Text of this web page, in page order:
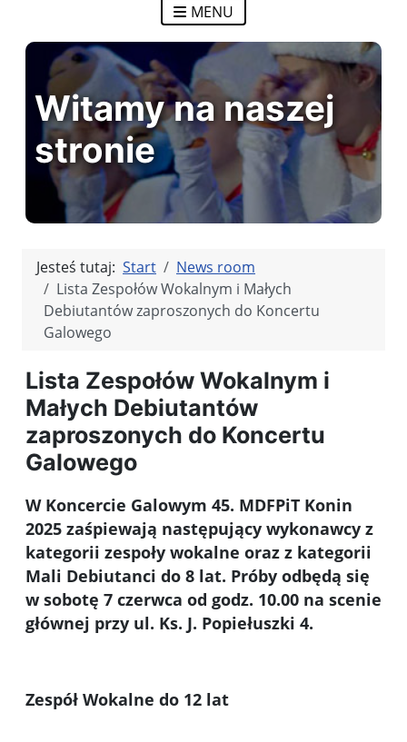
MENU
Witamy na naszej
stronie
Jesteś tutaj: Start
News room
Lista Zespołów Wokalnym i Małych
Debiutantów zaproszonych do Koncertu
Galowego
Lista Zespołów Wokalnym i
Małych Debiutantów
zaproszonych do Koncertu
Galowego
W Koncercie Galowym 45. MDFPiT Konin
2025 zaśpiewają następujący wykonawcy z
kategorii zespoły wokalne oraz z kategorii
Mali Debiutanci do 8 lat. Próby odbędą się
w sobotę 7 czerwca od godz. 10.00 na scenie
głównej przy ul. Ks. J. Popiełuszki 4.
Zespół Wokalne do 12 lat